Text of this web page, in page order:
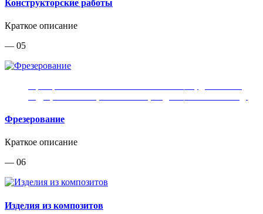
Конструкторские работы
Краткое описание
— 05
Фрезерование
Краткое описание
— 06
Изделия из композитов